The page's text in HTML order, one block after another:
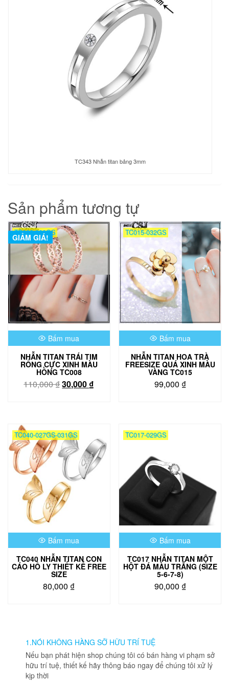
TC343 Nhẫn titan bảng 3mm
Sản phẩm tương tự
GIẢM GIÁ!
TC008-020GS
Bấm mua
NHẪN TITAN TRÁI TIM
RỔNG CỰC XINH MÀU
HỒNG TC008
110,000₫Giá
30,000 ₫
30,000 ₫.
TC015-032GS
Bấm mua
NHẪN TITAN HOA TRÀ
FREESIZE QUÁ XINH MÀU
VÀNG TC015
99,000 ₫
TC040-027GS-031GS
Bấm mua
TC040 NHẪN TITAN CON
CÁO HỒ LY THIẾT KẾ FREE
SIZE
80,000 ₫
nhiều
biến
thể.
Các
TC017-029GS
Bấm mua
TC017 NHẪN TITAN MỘT
HỘT ĐÁ MÀU TRẮNG (SIZE
5-6-7-8)
90,000 ₫
biến
thể.
Các
1.NÓI KHÔNG HÀNG SỠ HỮU TRÍ TUỆ
Nếu bạn phát hiện shop chúng tôi có bán hàng vi phạm sở
hữu trí tuệ, thiết kế hãy thông báo ngay để chúng tôi xử lý
kịp thời